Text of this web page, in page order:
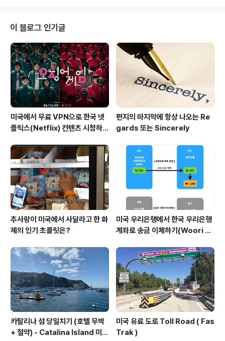
레터를 보여줘서 나의 용무를 알려줘야 합니다.) (2) 신체
검사 서류 (신체검사 후 1년이 넘었기에, 해당 서류를 요청
할 수 있다고 해서 준비. $500 넘게 들었습니다. ㅠㅠ) (3)
성인은 드라이브 라이선스+여권, 아이들은 여권 (드라이브
ID는 입장 시만 필..
이 블로그 인기글
미국에서 무료 VPN으로 한국 넷
플릭스(Netflix) 컨텐츠 시청하는
도 가능)
편지의 마지막에 항상 나오는 Re
gards 또는 Sincerely
추사랑이 미국에서 사달라고 한 화
제의 인기 초콜릿은?
미국 우리은행에서 한국 우리은행
계좌로 송금 이체하기(Woori A
nk이체하기) 한국으로 송금 하기
= 저렴한 한국 송금하기
카탈리나 섬 당일치기 (호텔 무박
+ 절약) - Catalina Island 미국
미국 유료 도로 Toll Road ( Fas
Trak )